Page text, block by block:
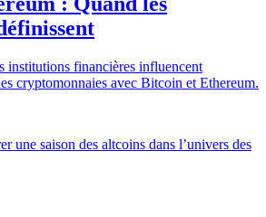
institutions financières influencent
cryptomonnaies avec Bitcoin et Ethereum.